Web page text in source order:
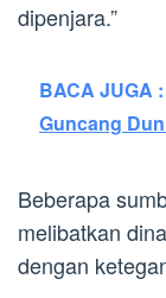
dipenjara.”
BACA JUGA :
Guncang
Beberapa
melibatkan
dengan